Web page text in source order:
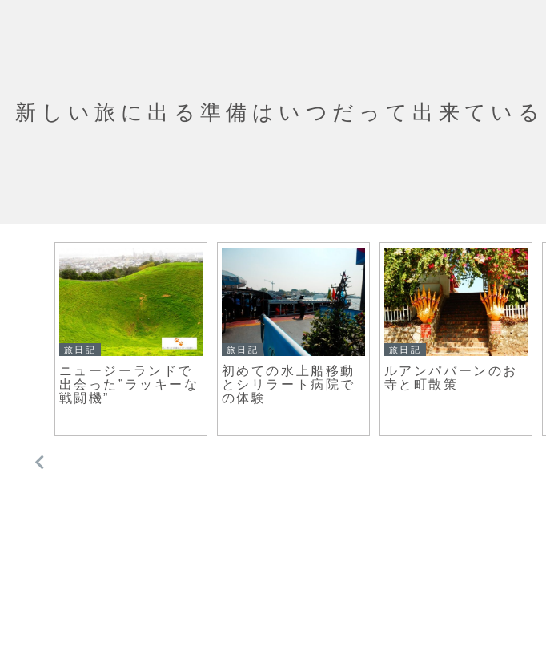
新しい旅に出る準備はいつだって出来ている
旅日記
ニュージーランドで
出会った”ラッキーな
戦闘機”
旅日記
初めての水上船移動
とシリラート病院で
の体験
旅日記
ルアンパバーンのお
寺と町散策